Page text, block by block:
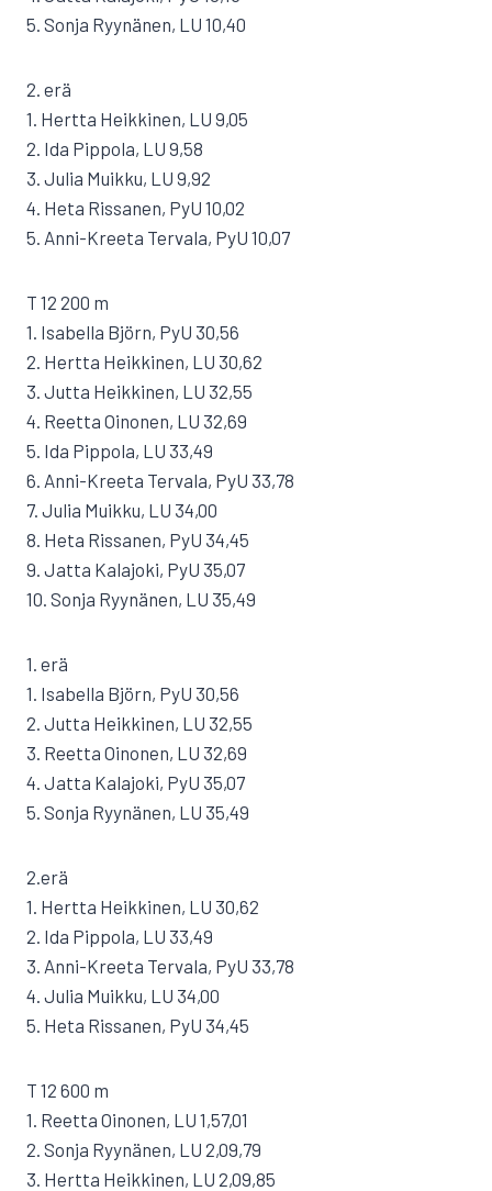
5. Sonja Ryynänen, LU 10,40
2. erä
1. Hertta Heikkinen, LU 9,05
2. Ida Pippola, LU 9,58
3. Julia Muikku, LU 9,92
4. Heta Rissanen, PyU 10,02
5. Anni-Kreeta Tervala, PyU 10,07
T 12 200 m
1. Isabella Björn, PyU 30,56
2. Hertta Heikkinen, LU 30,62
3. Jutta Heikkinen, LU 32,55
4. Reetta Oinonen, LU 32,69
5. Ida Pippola, LU 33,49
6. Anni-Kreeta Tervala, PyU 33,78
7. Julia Muikku, LU 34,00
8. Heta Rissanen, PyU 34,45
9. Jatta Kalajoki, PyU 35,07
10. Sonja Ryynänen, LU 35,49
1. erä
1. Isabella Björn, PyU 30,56
2. Jutta Heikkinen, LU 32,55
3. Reetta Oinonen, LU 32,69
4. Jatta Kalajoki, PyU 35,07
5. Sonja Ryynänen, LU 35,49
2.erä
1. Hertta Heikkinen, LU 30,62
2. Ida Pippola, LU 33,49
3. Anni-Kreeta Tervala, PyU 33,78
4. Julia Muikku, LU 34,00
5. Heta Rissanen, PyU 34,45
T 12 600 m
1. Reetta Oinonen, LU 1,57,01
2. Sonja Ryynänen, LU 2,09,79
3. Hertta Heikkinen, LU 2,09,85